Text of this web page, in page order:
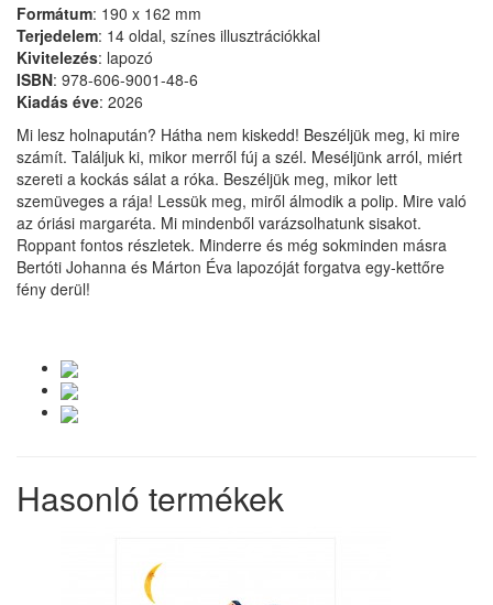
Formátum: 190 x 162 mm
Terjedelem: 14 oldal, színes illusztrációkkal
Kivitelezés: lapozó
ISBN: 978-606-9001-48-6
Kiadás éve: 2026
Mi lesz holnapután? Hátha nem kiskedd! Beszéljük meg, ki mire
számít. Találjuk ki, mikor merről fúj a szél. Meséljünk arról, miért
szereti a kockás sálat a róka. Beszéljük meg, mikor lett
szemüveges a rája! Lessük meg, miről álmodik a polip. Mire való
az óriási margaréta. Mi mindenből varázsolhatunk sisakot.
Roppant fontos részletek. Minderre és még sokminden másra
Bertóti Johanna és Márton Éva lapozóját forgatva egy-kettőre
fény derül!
Hasonló termékek